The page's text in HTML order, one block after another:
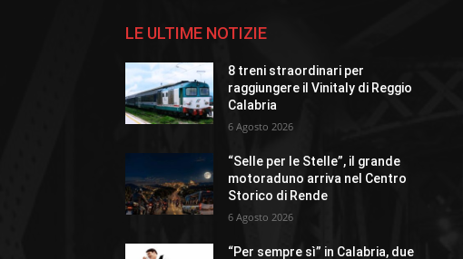
LE ULTIME NOTIZIE
8 treni straordinari per
raggiungere il Vinitaly di Reggio
Calabria
6 Agosto 2026
“Selle per le Stelle”, il grande
motoraduno arriva nel Centro
Storico di Rende
6 Agosto 2026
“Per sempre sì” in Calabria, due